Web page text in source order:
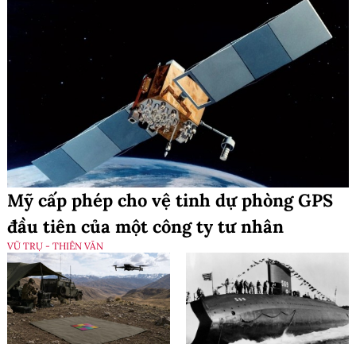
Mỹ cấp phép cho vệ tinh dự phòng GPS
đầu tiên của một công ty tư nhân
VŨ TRỤ - THIÊN VĂN